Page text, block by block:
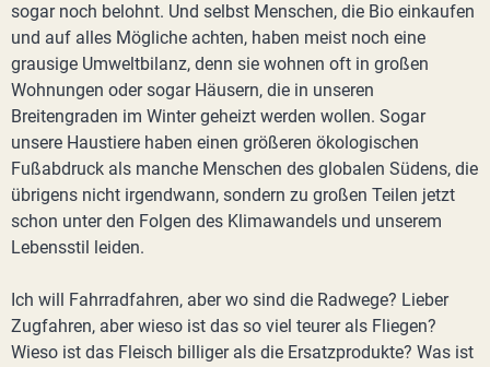
sogar noch belohnt. Und selbst Menschen, die Bio einkaufen
und auf alles Mögliche achten, haben meist noch eine
grausige Umweltbilanz, denn sie wohnen oft in großen
Wohnungen oder sogar Häusern, die in unseren
Breitengraden im Winter geheizt werden wollen. Sogar
unsere Haustiere haben einen größeren ökologischen
Fußabdruck als manche Menschen des globalen Südens, die
übrigens nicht irgendwann, sondern zu großen Teilen jetzt
schon unter den Folgen des Klimawandels und unserem
Lebensstil leiden.
Ich will Fahrradfahren, aber wo sind die Radwege? Lieber
Zugfahren, aber wieso ist das so viel teurer als Fliegen?
Wieso ist das Fleisch billiger als die Ersatzprodukte? Was ist